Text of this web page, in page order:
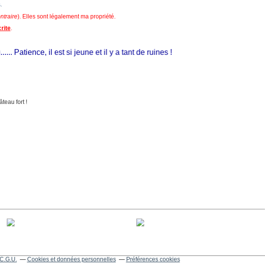
). Elles sont légalement ma propriété.
.
Patience, il est si jeune et il y a tant de ruines !
C.G.U. Cookies et données personnelles Préférences cookies